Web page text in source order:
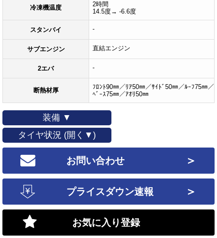
冷凍機温度
2時間
14.5度→ -6.6度
スタンバイ -
サブエンジン 直結エンジン
2エバ -
断熱材厚
ﾌﾛﾝﾄ90㎜／ﾘｱ50㎜／ｻｲﾄﾞ50㎜／ﾙｰﾌ75㎜／
ﾍﾞｰｽ75㎜／ｱｵﾘ50㎜
装備 ▼
タイヤ状況 (開く▼)
お問い合わせ ＞
プライスダウン速報 ＞
お気に入り登録